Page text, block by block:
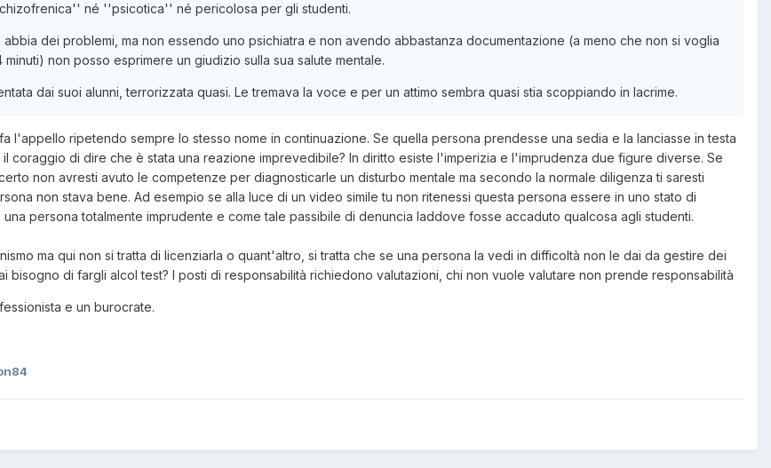
né ''psicotica'' né pericolosa per gli studenti.
dei problemi, ma non essendo uno psichiatra e non avendo abbastanza documentazione (a meno che non si voglia
non posso esprimere un giudizio sulla sua salute mentale.
dai suoi alunni, terrorizzata quasi. Le tremava la voce e per un attimo sembra quasi stia scoppiando in lacrime.
l'appello ripetendo sempre lo stesso nome in continuazione. Se quella persona prendesse una sedia e la lanciasse in testa
coraggio di dire che è stata una reazione imprevedibile? In diritto esiste l'imperizia e l'imprudenza due figure diverse. Se
non avresti avuto le competenze per diagnosticarle un disturbo mentale ma secondo la normale diligenza ti saresti
non stava bene. Ad esempio se alla luce di un video simile tu non ritenessi questa persona essere in uno stato di
persona totalmente imprudente e come tale passibile di denuncia laddove fosse accaduto qualcosa agli studenti.
ma qui non si tratta di licenziarla o quant'altro, si tratta che se una persona la vedi in difficoltà non le dai da gestire dei
bisogno di fargli alcol test? I posti di responsabilità richiedono valutazioni, chi non vuole valutare non prende responsabilità
e un burocrate.